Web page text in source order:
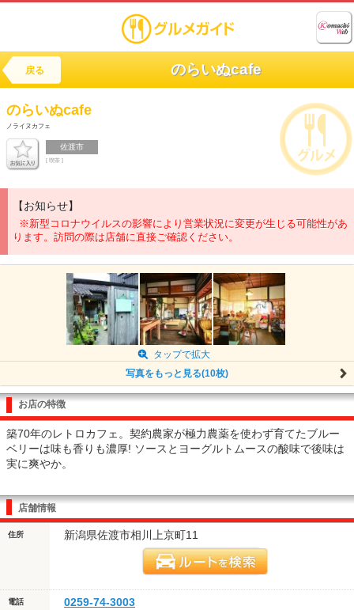
戻る のらいぬcafe
のらいぬcafe
ノライヌカフェ
佐渡市
[ 喫茶 ]
【お知らせ】
※新型コロナウイルスの影響により営業状況に変更が生じる可能性があ
ります。訪問の際は店舗に直接ご確認ください。
タップで拡大
写真をもっと見る(10枚)
お店の特徴
築70年のレトロカフェ。契約農家が極力農薬を使わず育てたブルー
ベリーは味も香りも濃厚! ソースとヨーグルトムースの酸味で後味は
実に爽やか。
店舗情報
住所 新潟県佐渡市相川上京町11
電話 0259-74-3003